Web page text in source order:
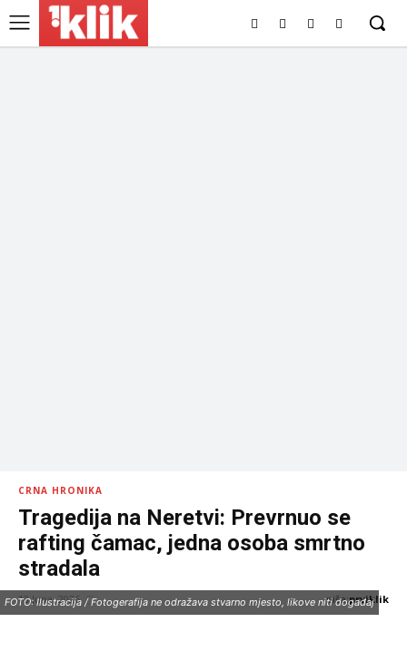
CRNA HRONIKA
Tragedija na Neretvi: Prevrnuo se
rafting čamac, jedna osoba smrtno
stradala
13 Juna, 2026 piše:prviklik
FOTO: Ilustracija / Fotogerafija ne odražava stvarno mjesto, likove niti događaj